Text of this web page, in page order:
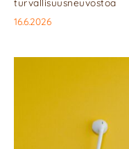
turvallisuusneuvostoa
16.6.2026